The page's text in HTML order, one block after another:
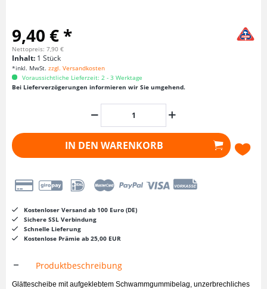
9,40 € *
Nettopreis: 7,90 €
Inhalt: 1 Stück
*inkl. MwSt. zzgl. Versandkosten
Voraussichtliche Lieferzeit: 2 - 3 Werktage
Bei Lieferverzögerungen informieren wir Sie umgehend.
IN DEN WARENKORB
Kostenloser Versand ab 100 Euro (DE)
Sichere SSL Verbindung
Schnelle Lieferung
Kostenlose Prämie ab 25,00 EUR
Produktbeschreibung
Glättescheibe mit aufgeklebtem Schwammgummibelag, unzerbrechliches